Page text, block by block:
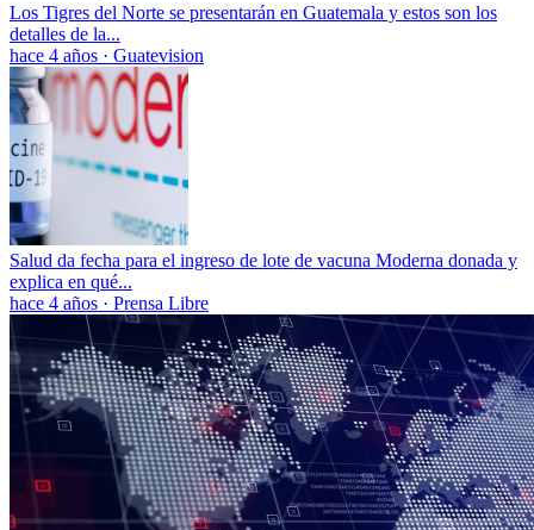
Los Tigres del Norte se presentarán en Guatemala y estos son los
detalles de la...
hace 4 años · Guatevision
Salud da fecha para el ingreso de lote de vacuna Moderna donada y
explica en qué...
hace 4 años · Prensa Libre